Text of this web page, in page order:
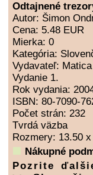
Odtajnené
Autor: Šimon
Cena: 5.48 EUR
Mierka: 0
Kategória:
Vydavateľ:
Vydanie 1.
Rok vydania:
ISBN: 80-7090-
Počet strán: 232
Tvrdá väzba
Rozmery: 13.50
Nákupné
Pozrite